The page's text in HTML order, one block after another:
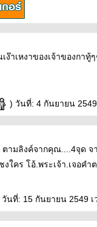
าเหงาของเจ้าของกาทู้ๆ
) วันที่: 4 กันยายน 2549
ามลิงค์จากคุณ....4จุด จ
ใคร โอ้.พระเจ้า.เจอคำ
วันที่: 15 กันยายน 2549 เ